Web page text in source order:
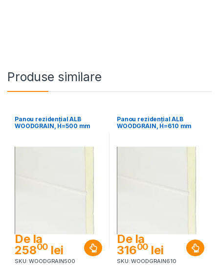
Produse similare
Panou rezidențial ALB
WOODGRAIN, H=500 mm
De la
25800 lei
SKU: WOODGRAIN500
Panou rezidențial ALB
WOODGRAIN, H=610 mm
De la
31600 lei
SKU: WOODGRAIN610